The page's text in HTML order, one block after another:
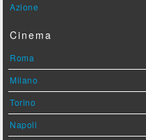
Azione
Cinema
Roma
Milano
Torino
Napoli